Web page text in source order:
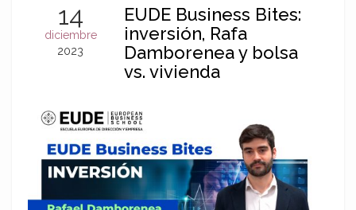
14
diciembre
2023
EUDE Business Bites:
inversión, Rafa
Damborenea y bolsa
vs. vivienda